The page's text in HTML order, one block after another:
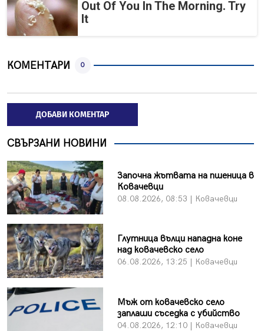
Out Of You In The Morning. Try
It
КОМЕНТАРИ 0
ДОБАВИ КОМЕНТАР
СВЪРЗАНИ НОВИНИ
Започна жътвата на пшеница в
Ковачевци
08.08.2026, 08:53 | Ковачевци
Глутница вълци нападна коне
над ковачевско село
06.08.2026, 13:25 | Ковачевци
Мъж от ковачевско село
заплаши съседка с убийство
04.08.2026, 12:10 | Ковачевци